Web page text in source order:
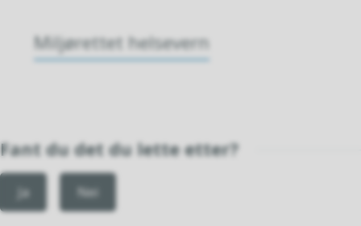
Miljørettet helsevern
Fant du det du lette etter?
Ja Nei